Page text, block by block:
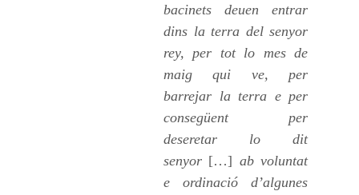
bacinets deuen entrar
dins la terra del senyor
rey, per tot lo mes de
maig qui ve, per
barrejar la terra e per
consegüent per
deseretar lo dit
senyor […] ab voluntat
e ordinació d’algunes